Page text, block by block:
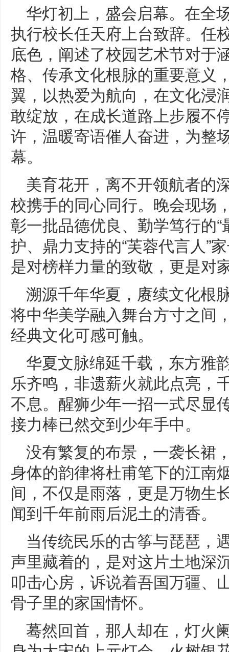
华灯初上，盛会启幕。在全
执行校长任天府上台致辞。任
底色，阐述了校园艺术节对于
格、传承文化根脉的重要意义
翼，以热爱为航向，在文化浸
敢绽放，在成长道路上步履不
许，温暖寄语催人奋进，为整
幕。
美育花开，离不开领航者的
校携手的同心同行。晚会现场
彰一批品德优良、勤学笃行的
护、鼎力支持的“芙蓉代言人”
是对榜样力量的致敬，更是对
溯源千年华夏，赓续文化根
将中华美学融入舞台方寸之间
经典文化可感可触。
华夏文脉绵延千载，东方雅
乐齐鸣，非遗薪火就此点亮，
不息。醒狮少年一招一式尽显
接力棒已然交到少年手中。
没有繁复的布景，一袭长裙
身体的韵律将杜甫笔下的江南
间，不仅是雨落，更是万物生
闻到千年前雨后泥土的清香。
当传统民乐的古筝与琵琶，
声里藏着的，是对这片土地深
叩击心房，诉说着吾国万疆、
骨子里的家国情怀。
蓦然回首，那人却在，灯火